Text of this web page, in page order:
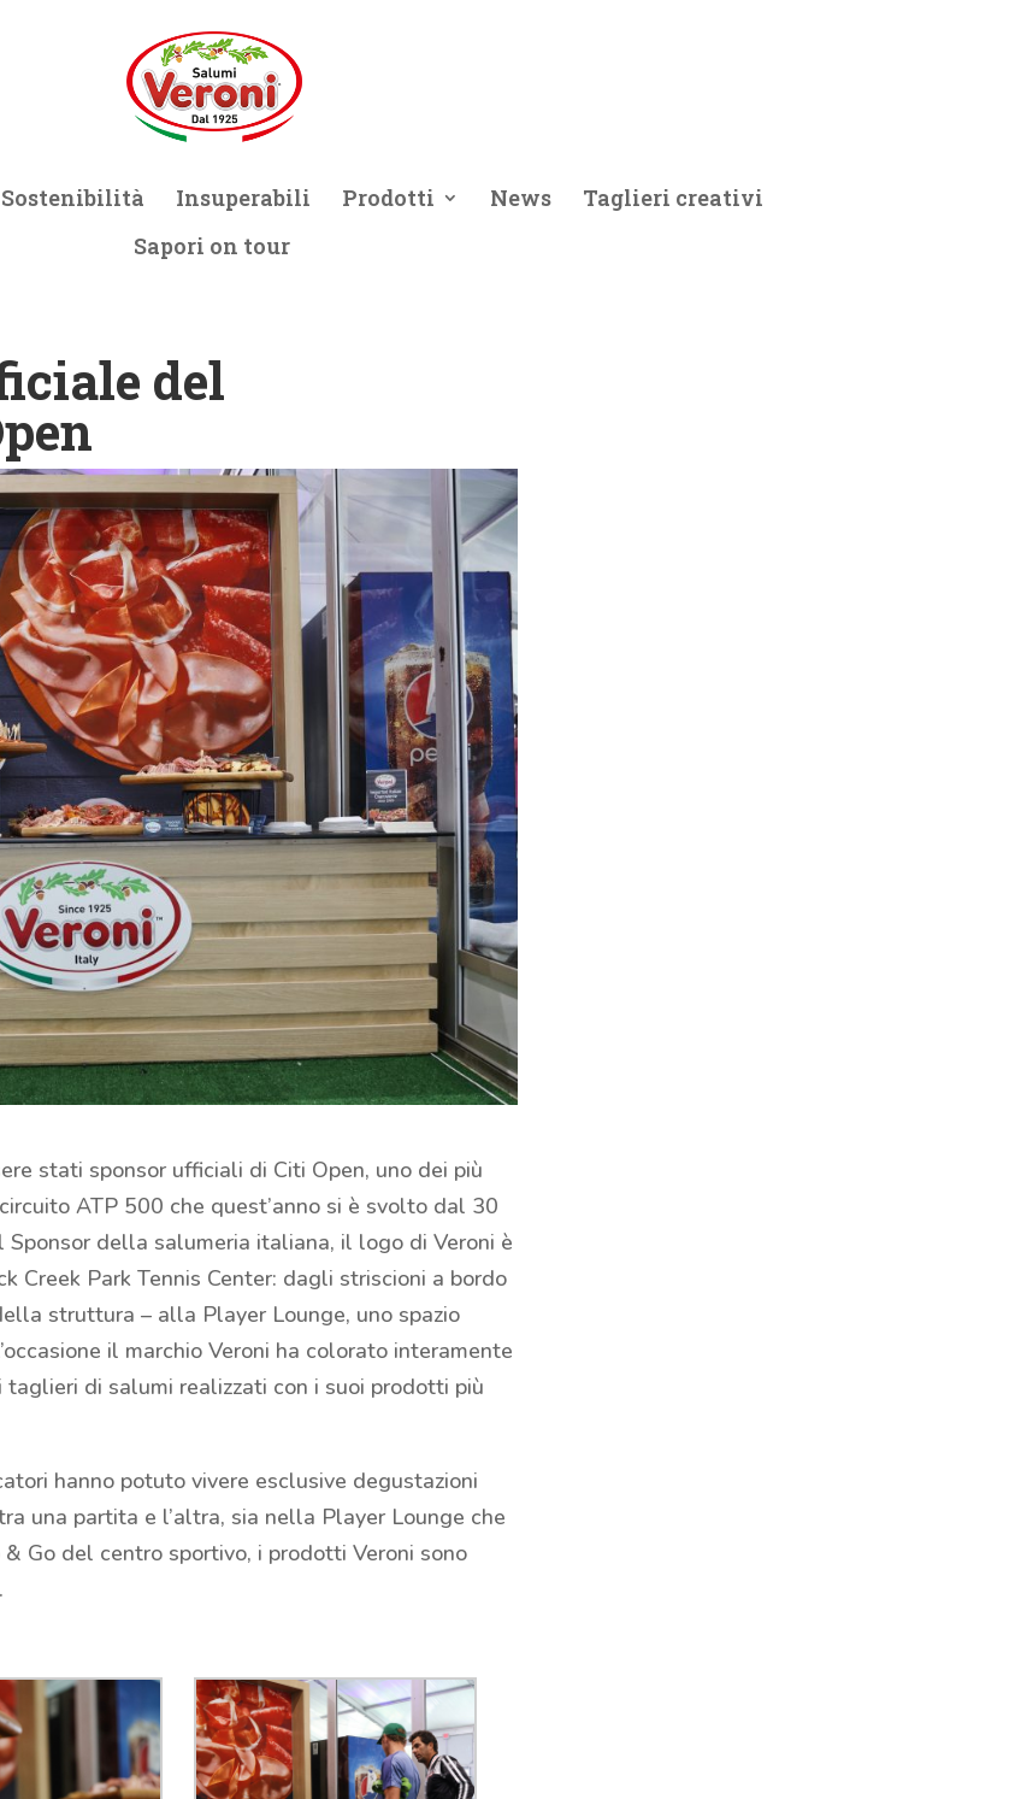
Sostenibilità Insuperabili Prodotti News
Taglieri creativi
Sapori on tour
del
stati sponsor ufficiali di Citi Open, uno dei più
ATP 500 che quest’anno si è svolto dal 30
della salumeria italiana, il logo di Veroni è
Creek Park Tennis Center: dagli striscioni a bordo
struttura – alla Player Lounge, uno spazio
il marchio Veroni ha colorato interamente
di salumi realizzati con i suoi prodotti più
hanno potuto vivere esclusive degustazioni
una partita e l’altra, sia nella Player Lounge che
Go del centro sportivo, i prodotti Veroni sono